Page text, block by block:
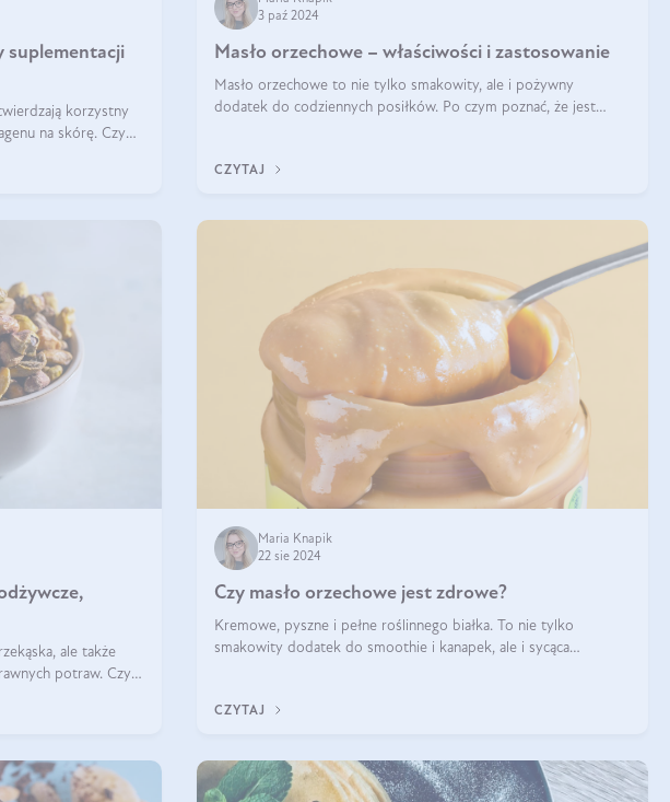
suplementacji
korzystny
na skórę. Czy
3 paź 2024
Masło orzechowe – właściwości i zastosowanie
Masło orzechowe to nie tylko smakowity, ale i pożywny
dodatek do codziennych posiłków. Po czym poznać, że jest
CZYTAJ
ale także
potraw. Czy
Maria Knapik
22 sie 2024
Czy masło orzechowe jest zdrowe?
Kremowe, pyszne i pełne roślinnego białka. To nie tylko
smakowity dodatek do smoothie i kanapek, ale i sycąca
CZYTAJ